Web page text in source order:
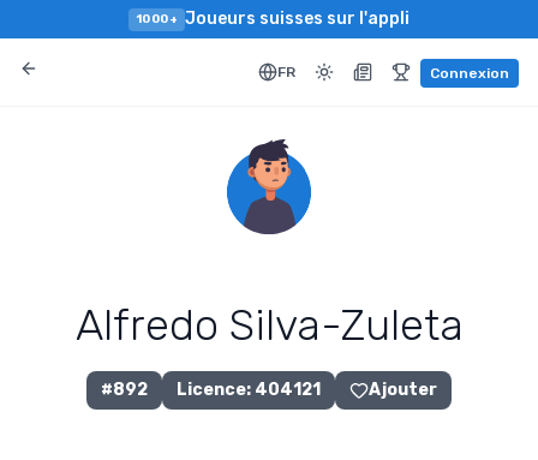
1000+ Joueurs suisses sur l'appli
FR Connexion
Alfredo Silva-Zuleta
#892 Licence: 404121 Ajouter